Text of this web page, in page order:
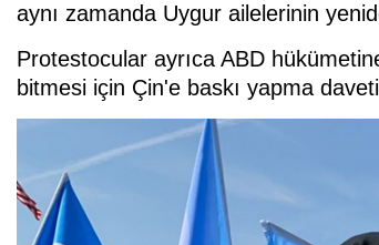
aynı zamanda Uygur ailelerinin
Protestocular ayrıca ABD
bitmesi için Çin'e baskı yapma